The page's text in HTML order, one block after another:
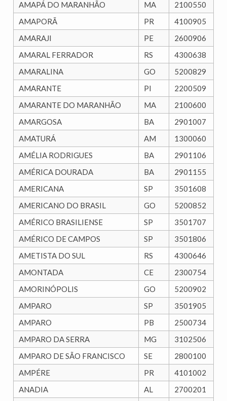
AMAPÁ DO MARANHÃO MA
2100550
AMAPORÃ
PR
4100905
AMARAJI
PE
2600906
AMARAL FERRADOR
RS
4300638
AMARALINA
GO
5200829
AMARANTE
PI
2200509
AMARANTE DO MARANHÃO
MA
2100600
AMARGOSA
BA
2901007
AMATURÁ
AM
1300060
AMÉLIA RODRIGUES
BA
2901106
AMÉRICA DOURADA
BA
2901155
AMERICANA
SP
3501608
AMERICANO DO BRASIL
GO
5200852
AMÉRICO BRASILIENSE
SP
3501707
AMÉRICO DE CAMPOS
SP
3501806
AMETISTA DO SUL
RS
4300646
AMONTADA
CE
2300754
AMORINÓPOLIS
GO
5200902
AMPARO
SP
3501905
AMPARO
PB
2500734
AMPARO DA SERRA
MG
3102506
AMPARO DE SÃO FRANCISCO
SE
2800100
AMPÉRE
PR
4101002
ANADIA
AL
2700201